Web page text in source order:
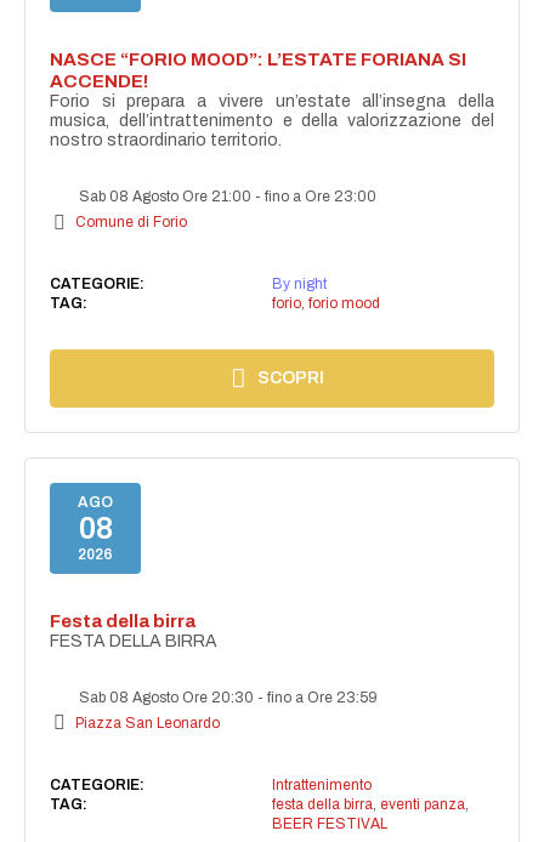
NASCE “FORIO MOOD”: L’ESTATE FORIANA SI
ACCENDE!
Forio si prepara a vivere un’estate all’insegna della
musica, dell’intrattenimento e della valorizzazione del
nostro straordinario territorio.
Sab 08 Agosto Ore 21:00 -fino a Ore 23:00
Comune di Forio
CATEGORIE:
By night
TAG:
forio, forio mood
SCOPRI
AGO
08
2026
Festa della birra
FESTA DELLA BIRRA
Sab 08 Agosto Ore 20:30 -fino a Ore 23:59
Piazza San Leonardo
CATEGORIE:
Intrattenimento
TAG:
festa della birra, eventi panza,
BEER FESTIVAL